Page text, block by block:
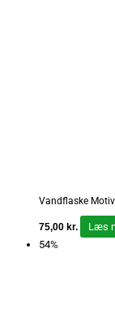
Vandflaske
75,00 kr.
Læs
54%